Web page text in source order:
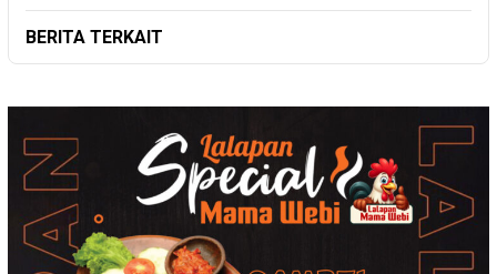
BERITA TERKAIT